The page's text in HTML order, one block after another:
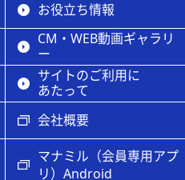
お役立ち情報
CM・WEB動画ギャラリ
ー
サイトのご利用に
あたって
会社概要
マナミル（会員専用アプ
リ）Android